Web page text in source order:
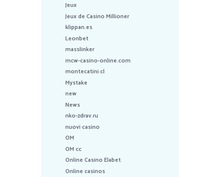
Jeux
Jeux de Casino Millioner
klippan.es
Leonbet
masslinker
mcw-casino-online.com
montecatini.cl
Mystake
new
News
nko-zdrav.ru
nuovi casino
OM
OM cc
Online Casino Elabet
Online casinos